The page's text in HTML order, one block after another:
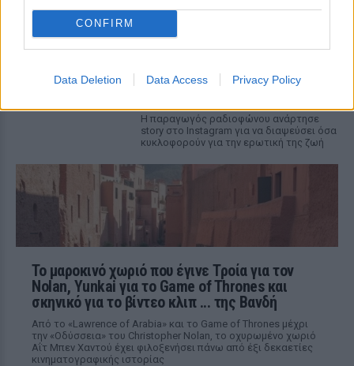
CONFIRM
Data Deletion Data Access Privacy Policy
Η Ελένη Βουλγαράκη ξεσπά για
Ιωαννίδη: «Διασταυρώστε
εκτοξεύσετε τη βλακεία σας»
Η παραγωγός ραδιοφώνου ανάρτησε
story στο Instagram για να διαψεύσει όσα
κυκλοφορούν για την ερωτική της ζωή
Το μαροκινό χωριό που έγινε Τροία για τον
Nolan, Yunkai για το Game of Thrones και
σκηνικό για το βίντεο κλιπ ... της Βανδή
Από το «Lawrence of Arabia» και το Game of Thrones μέχρι
την «Οδύσσεια» του Christopher Nolan, το οχυρωμένο χωριό
Αΐτ Μπεν Χαντού έχει φιλοξενήσει πάνω από έξι δεκαετίες
κινηματογραφικής ιστορίας